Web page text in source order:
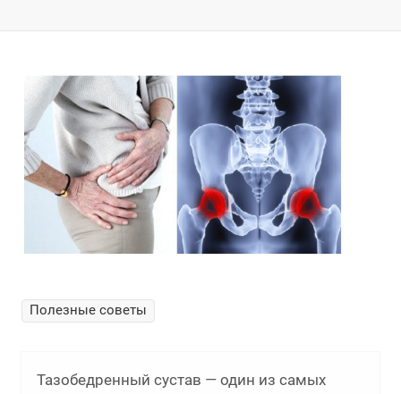
Полезные советы
Тазобедренный сустав — один из самых